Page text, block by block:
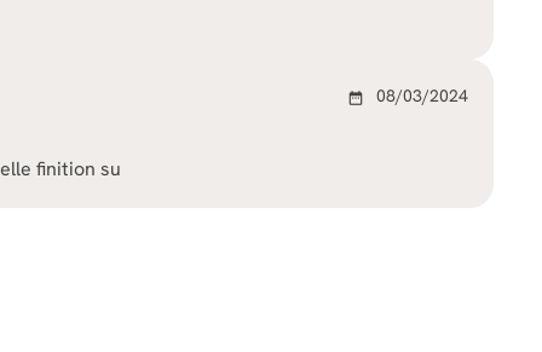
date_range 08/03/2024
finition su